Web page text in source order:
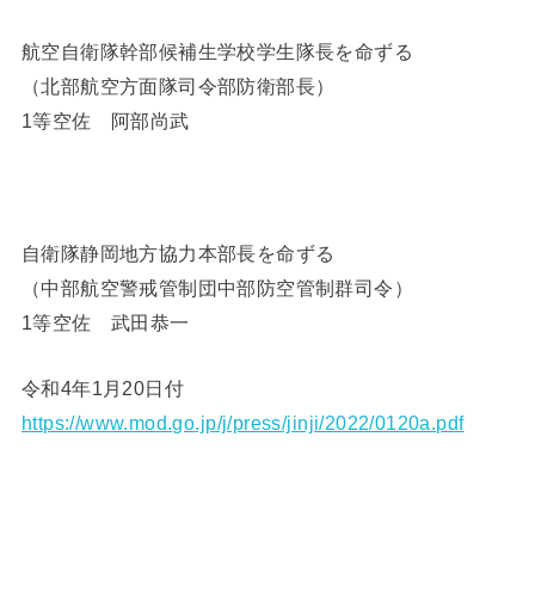
航空自衛隊幹部候補生学校学生隊長を命ずる
（北部航空方面隊司令部防衛部長）
1等空佐 阿部尚武
自衛隊静岡地方協力本部長を命ずる
（中部航空警戒管制団中部防空管制群司令）
1等空佐 武田恭一
令和4年1月20日付
https://www.mod.go.jp/j/press/jinji/2022/0120a.pdf